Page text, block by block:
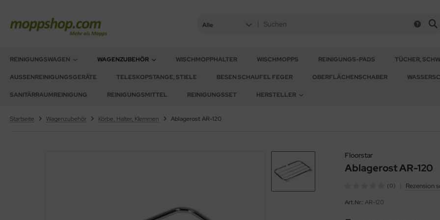
Alle
REINIGUNGSWAGEN WAGENZUBEHÖR WISCHMOPPHALTER WISCHMOPPS REINIGUNGS-PADS TÜCHER,
AUSSENREINIGUNGSGERÄTE TELESKOPSTANGE, STIELE BESEN SCHAUFEL FEGER OBERFLÄCHENSCHABER
SANITÄRRAUMREINIGUNG REINIGUNGSMITTEL REINIGUNGSSET HERSTELLER
Startseite Wagenzubehör Körbe, Halter, Klemmen Ablagerost AR-120
Floorstar
Ablagerost AR-120
(0) Rezension
Art.Nr.: AR-120
ALLES ANZEIGEN AUS REINIGUNGSWAGEN